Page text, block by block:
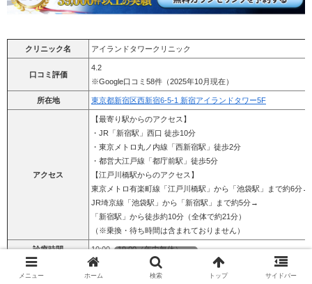
クリニック名 アイランドタワークリニック
口コミ評価
4.2
※Google口コミ58件（2025年10月現在）
所在地 東京都新宿区西新宿6-5-1 新宿アイランドタワー5F
アクセス
【最寄り駅からのアクセス】
・JR「新宿駅」西口 徒歩10分
・東京メトロ丸ノ内線「西新宿駅」徒歩2分
・都営大江戸線「都庁前駅」徒歩5分
【江戸川橋駅からのアクセス】
東京メトロ有楽町線「江戸川橋駅」から「池袋駅」まで約6分→
JR埼京線「池袋駅」から「新宿駅」まで約5分→
「新宿駅」から徒歩約10分（全体で約21分）
（※乗換・待ち時間は含まれておりません）
診療時間 10:00～19:00（年中無休）
施術法
・i-Direct法（メスを使わない自然な仕上がり）
メニュー ホーム 検索 トップ サイドバー